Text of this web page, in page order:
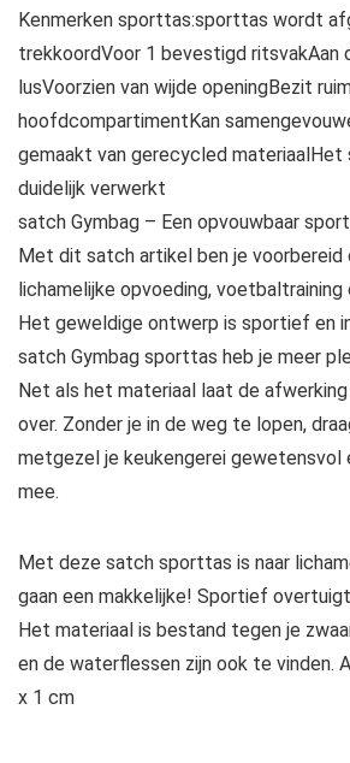
Kenmerken sporttas:sporttas wordt
trekkoordVoor 1 bevestigd ritsvakAan
lusVoorzien van wijde openingBezit
hoofdcompartimentKan
gemaakt van gerecycled materiaalHet
duidelijk verwerkt
satch Gymbag – Een opvouwbaar
Met dit satch artikel ben je voorbereid
lichamelijke opvoeding,
Het geweldige ontwerp is sportief en
satch Gymbag sporttas heb je meer
Net als het materiaal laat de
over. Zonder je in de weg te lopen,
metgezel je keukengerei gewetensvol
mee.
Met deze satch sporttas is naar
gaan een makkelijke! Sportief
Het materiaal is bestand tegen je
en de waterflessen zijn ook te vinden.
x 1 cm